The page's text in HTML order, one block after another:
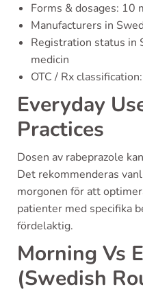
Forms & dosages: 10
Manufacturers in
Registration status in
medicin
OTC / Rx
Everyday
Practices
Dosen av rabeprazole
Det rekommenderas
morgonen för att
patienter med specifika
fördelaktig.
Morning Vs
(Swedish